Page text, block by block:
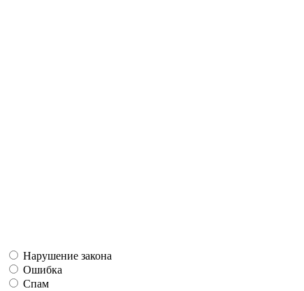
Нарушение закона
Ошибка
Спам